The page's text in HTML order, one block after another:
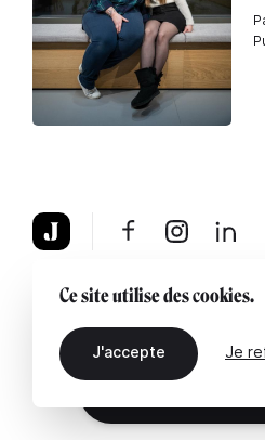
À propos Mentions légales
Ce site utilise des cookies.
J'accepte Je